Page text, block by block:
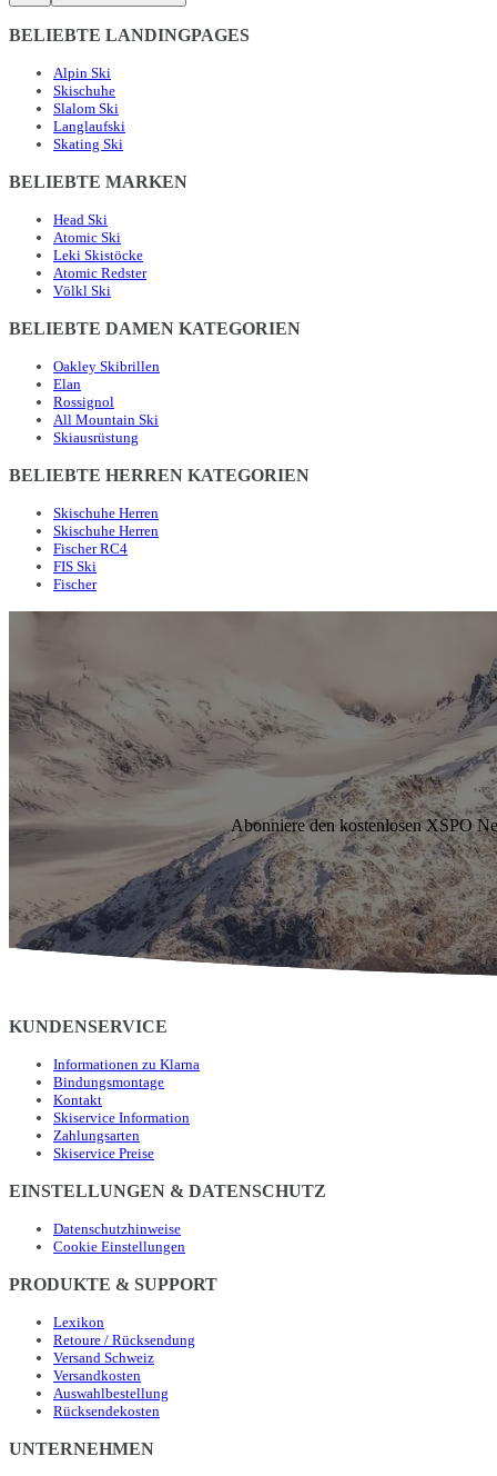
BELIEBTE LANDINGPAGES
Alpin Ski
Skischuhe
Slalom Ski
Langlaufski
Skating Ski
BELIEBTE MARKEN
Head Ski
Atomic Ski
Leki Skistöcke
Atomic Redster
Völkl Ski
BELIEBTE DAMEN KATEGORIEN
Oakley Skibrillen
Elan
Rossignol
All Mountain Ski
Skiausrüstung
BELIEBTE HERREN KATEGORIEN
Skischuhe Herren
Skischuhe Herren
Fischer RC4
FIS Ski
Fischer
Abonniere den kostenlosen XSPO
KUNDENSERVICE
Informationen zu Klarna
Bindungsmontage
Kontakt
Skiservice Information
Zahlungsarten
Skiservice Preise
EINSTELLUNGEN & DATENSCHUTZ
Datenschutzhinweise
Cookie Einstellungen
PRODUKTE & SUPPORT
Lexikon
Retoure / Rücksendung
Versand Schweiz
Versandkosten
Auswahlbestellung
Rücksendekosten
UNTERNEHMEN